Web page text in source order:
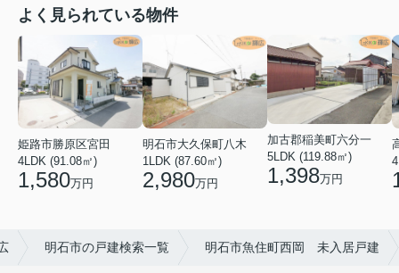
よく見られている物件
姫路市勝原区宮田
4LDK (91.08㎡)
1,580万円
明石市大久保町八木
1LDK (87.60㎡)
2,980万円
加古郡稲美町六分一
5LDK (119.88㎡)
1,398万円
明石市の戸建検索一覧 明石市魚住町西岡 未入居戸建